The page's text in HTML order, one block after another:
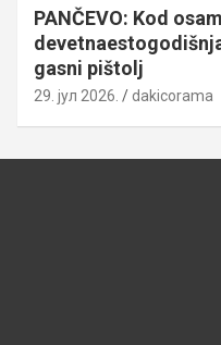
PANČEVO: Kod
gasni pištolj
29. јул 2026. dakicorama